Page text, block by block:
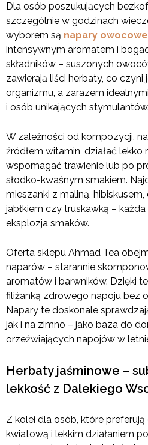
Dla osób poszukujących
szczególnie w godzinach
wyborem są napary owocowe
intensywnym aromatem i
składników – suszonych
zawierają liści herbaty, co czyni
organizmu, a zarazem
i osób unikających stymulantów.
W zależności od kompozycji,
źródłem witamin, działać lekko
wspomagać trawienie lub po
słodko-kwaśnym smakiem.
mieszanki z maliną,
jabłkiem czy truskawką –
eksplozja smaków.
Oferta sklepu Ahmad Tea
naparów – starannie
aromatów i barwników. Dzięki
filiżanką zdrowego napoju bez
Napary te doskonale
jak i na zimno – jako baza do
orzeźwiających napojów w
Herbaty jaśminowe –
lekkość z Dalekiego
Z kolei dla osób, które
kwiatową i lekkim działaniem